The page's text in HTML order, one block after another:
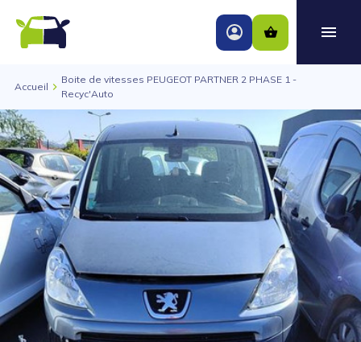
Accueil
Boite de vitesses PEUGEOT PARTNER 2 PHASE 1 -
Recyc'Auto